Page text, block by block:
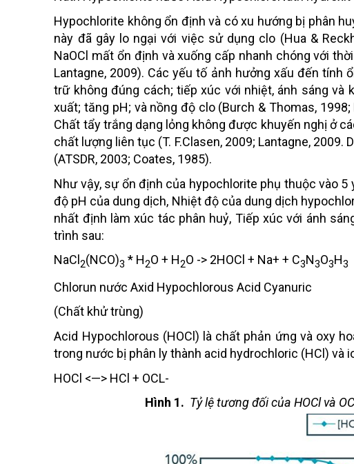
Hypochlorite không ổn định và có xu hướng bị phân
này đã gây lo ngại với việc sử dụng clo (Hua &
NaOCl mất ổn định và xuống cấp nhanh chóng với
Lantagne, 2009). Các yếu tố ảnh hưởng xấu đến tính
trữ không đúng cách; tiếp xúc với nhiệt, ánh sáng
xuất; tăng pH; và nồng độ clo (Burch & Thomas,
Chất tẩy trắng dạng lỏng không được khuyến nghị ở
chất lượng liên tục (T. F.Clasen, 2009; Lantagne,
(ATSDR, 2003; Coates, 1985).
Như vậy, sự ổn định của hypochlorite phụ thuộc vào
độ pH của dung dịch, Nhiệt độ của dung dịch
nhất định làm xúc tác phân huỷ, Tiếp xúc với ánh
trình sau:
NaCl2(NCO)3 * H2O + H2O -> 2HOCl + Na+ + C3N3O3H3
Chlorun nước Axid Hypochlorous Acid Cyanuric
(Chất khử trùng)
Acid Hypochlorous (HOCl) là chất phản ứng và oxy
trong nước bị phân ly thành acid hydrochloric (HCl) và
HOCl <—> HCl + OCL-
Hình 1. Tỷ lệ tương đối của HOCl và